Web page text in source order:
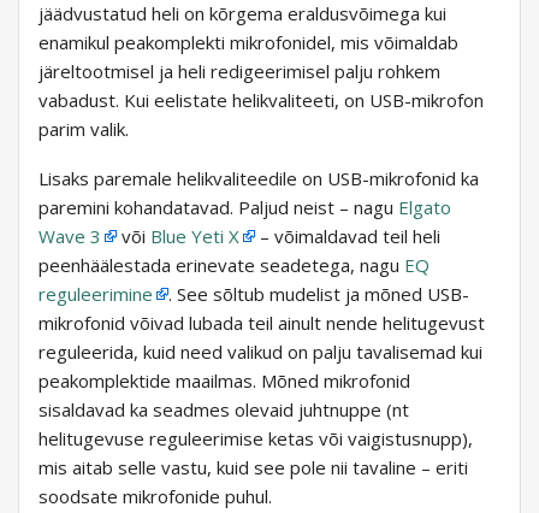
jäädvustatud heli on kõrgema eraldusvõimega kui
enamikul peakomplekti mikrofonidel, mis võimaldab
järeltootmisel ja heli redigeerimisel palju rohkem
vabadust. Kui eelistate helikvaliteeti, on USB-mikrofon
parim valik.
Lisaks paremale helikvaliteedile on USB-mikrofonid ka
paremini kohandatavad. Paljud neist – nagu Elgato
Wave 3
või Blue Yeti X
– võimaldavad teil heli
peenhäälestada erinevate seadetega, nagu EQ
reguleerimine
. See sõltub mudelist ja mõned USB-
mikrofonid võivad lubada teil ainult nende helitugevust
reguleerida, kuid need valikud on palju tavalisemad kui
peakomplektide maailmas. Mõned mikrofonid
sisaldavad ka seadmes olevaid juhtnuppe (nt
helitugevuse reguleerimise ketas või vaigistusnupp),
mis aitab selle vastu, kuid see pole nii tavaline – eriti
soodsate mikrofonide puhul.